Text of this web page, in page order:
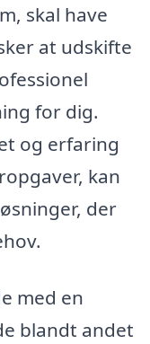
skal have
at udskifte
for dig.
og erfaring
kan
der
med en
blandt andet